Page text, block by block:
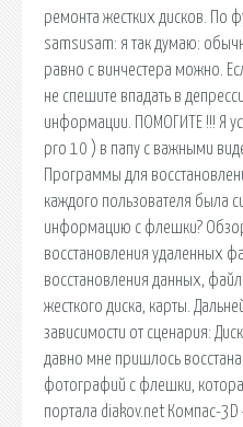
ремонта жестких дисков. По
samsusam: я так думаю:
равно с винчестера можно.
не спешите впадать в
информации. ПОМОГИТЕ !!! Я
pro 10 ) в папу с важными
Программы для
каждого пользователя была
информацию с флешки?
восстановления удаленных
восстановления данных,
жесткого диска, карты.
зависимости от сценария:
давно мне пришлось
фотографий с флешки,
портала diakov.net Компас-